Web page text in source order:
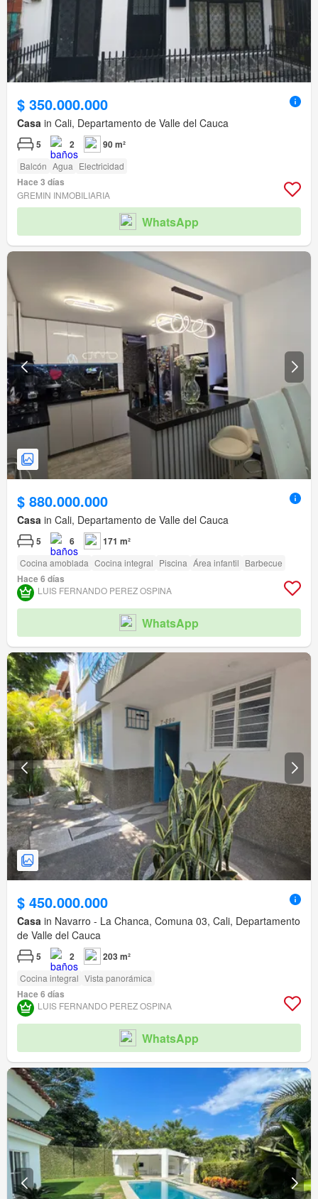
$ 350.000.000
Casa in Cali, Departamento de Valle del Cauca
5 2 90 m²
Balcón Agua Electricidad
Hace 3 días
GREMIN INMOBILIARIA
WhatsApp
$ 880.000.000
Casa in Cali, Departamento de Valle del Cauca
5 6 171 m²
Cocina amoblada Cocina integral Piscina Área infantil Barbecue
Hace 6 días
LUIS FERNANDO PEREZ OSPINA
WhatsApp
$ 450.000.000
Casa in Navarro - La Chanca, Comuna 03, Cali, Departamento
de Valle del Cauca
5 2 203 m²
Cocina integral Vista panorámica
Hace 6 días
LUIS FERNANDO PEREZ OSPINA
WhatsApp